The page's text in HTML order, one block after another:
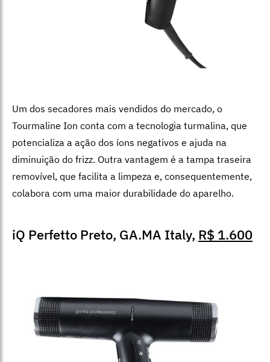
Um dos secadores mais vendidos do mercado, o
Tourmaline Ion conta com a tecnologia turmalina, que
potencializa a ação dos íons negativos e ajuda na
diminuição do frizz. Outra vantagem é a tampa traseira
removível, que facilita a limpeza e, consequentemente,
colabora com uma maior durabilidade do aparelho.
iQ Perfetto Preto, GA.MA Italy, R$ 1.600